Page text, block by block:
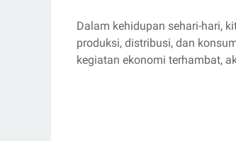
Dalam kehidupan sehari-hari,
produksi, distribusi, dan
kegiatan ekonomi terhambat,